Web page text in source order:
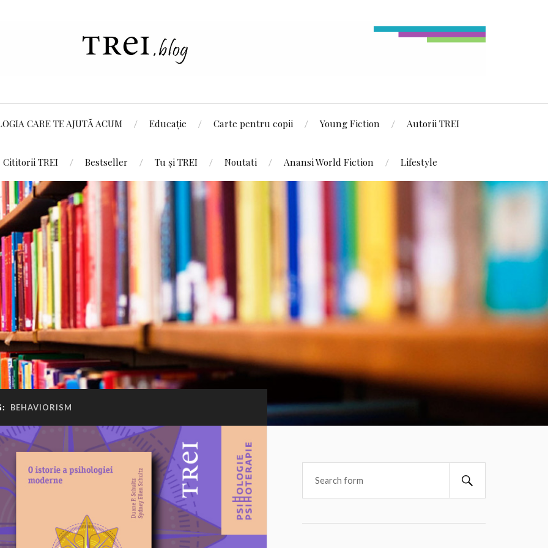
CARE TE AJUTĂ ACUM Educație Carte pentru copii Young Fiction Autorii TREI
Cititorii TREI Bestseller Tu și TREI Noutati Anansi World Fiction Lifestyle
BEHAVIORISM